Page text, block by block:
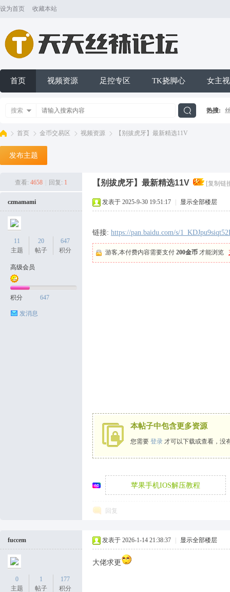
设为首页 收藏本站
首页 视频资源 足控专区 TK挠脚心 女主
搜索 热搜:
首页 金币交易区 视频资源 【别拔虎牙】最新精选11V
发布主题
查看: 4658 回复: 1 【别拔虎牙】最新精选11V [复制链
czmamami
11
主题
20
帖子
647
积分
高级会员
积分 647
发消息
发表于 2025-9-30 19:51:17 显示全部楼层
链接: https://pan.baidu.com/s/
游客,本付费内容需要支付 200金币 才能浏览
本帖子中包含更多资源
您需要 登录 才可以下载或查看，没
苹果手机IOS解压教程
回复
fuccem
0
主题
1
帖子
177
积分
发表于 2026-1-14 21:38:37 显示全部楼层
大佬求更